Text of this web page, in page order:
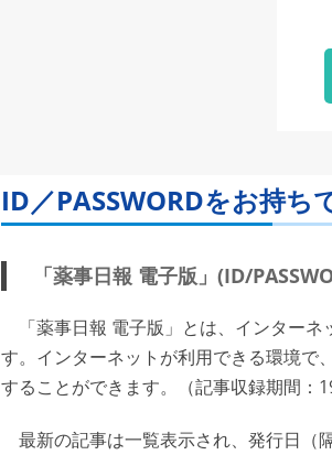
ID／PASSWORDをお持ち
「薬事日報 電子版」(ID/
「薬事日報 電子版」とは、インターネ
す。インターネットが利用できる環境で
することができます。（記事収録期間：
最新の記事は一覧表示され、発行日（